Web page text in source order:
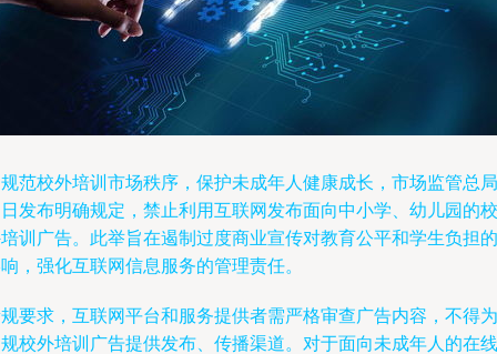
范校外培训市场秩序，保护未成年人健康成长，市场监管总局
发布明确规定，禁止利用互联网发布面向中小学、幼儿园的校
训广告。此举旨在遏制过度商业宣传对教育公平和学生负担的
，强化互联网信息服务的管理责任。
要求，互联网平台和服务提供者需严格审查广告内容，不得为
校外培训广告提供发布、传播渠道。对于面向未成年人的在线